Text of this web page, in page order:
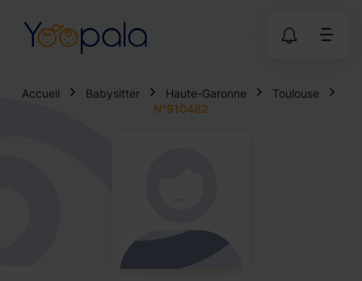
Accueil Babysitter Haute-Garonne
Toulouse
N°910482